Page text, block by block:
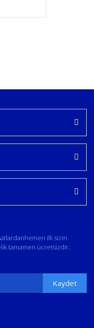
ilk sizin
tamamen ücretsizdir..
Kaydet